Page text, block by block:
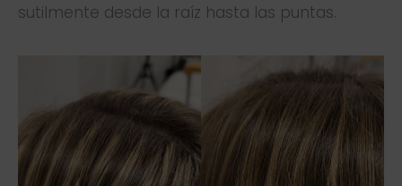
sutilmente desde la raíz hasta las puntas.